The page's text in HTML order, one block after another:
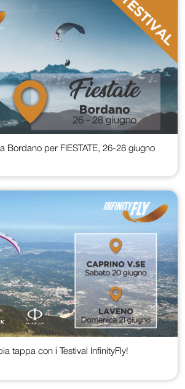
a Bordano per FIESTATE, 26-28 giugno
tappa con i Testival InfinityFly!